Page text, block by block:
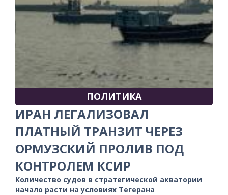
ПОЛИТИКА
ИРАН ЛЕГАЛИЗОВАЛ
ПЛАТНЫЙ ТРАНЗИТ ЧЕРЕЗ
ОРМУЗСКИЙ ПРОЛИВ ПОД
КОНТРОЛЕМ КСИР
Количество судов в стратегической акватории
начало расти на условиях Тегерана